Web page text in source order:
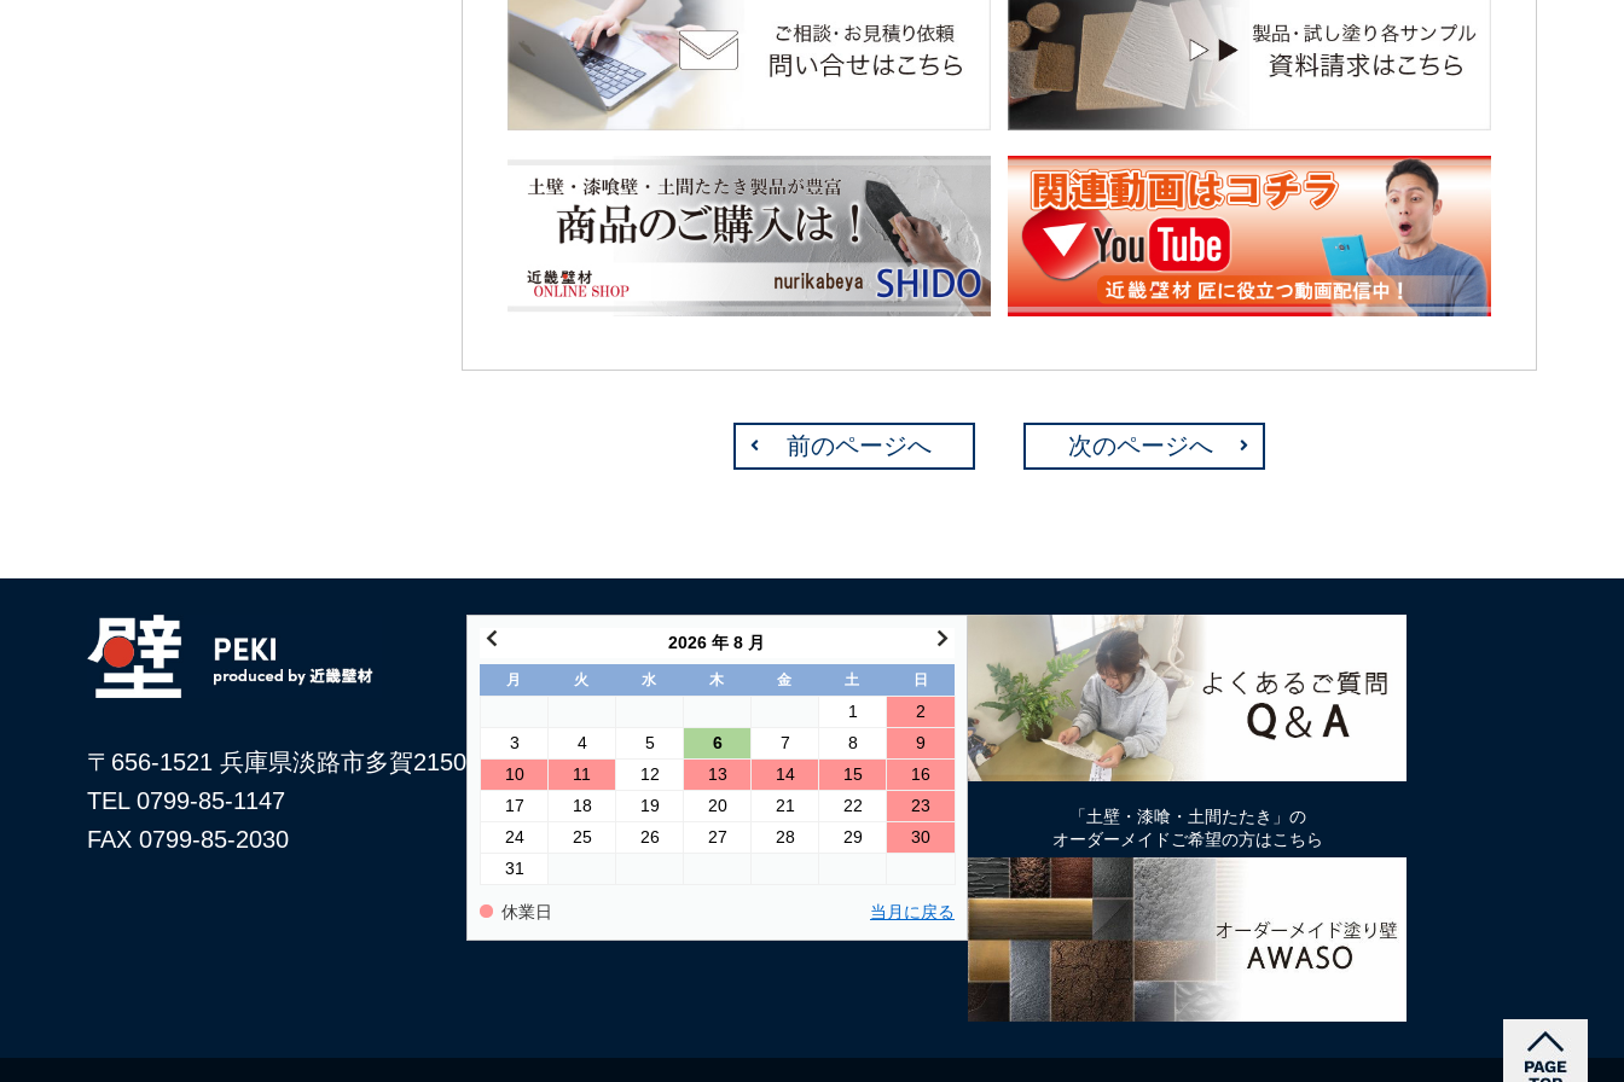
前のページへ 次のページへ
〒656-1521 兵庫県淡路市多賀2150
TEL 0799-85-1147
FAX 0799-85-2030
2026 年 8 月
月 火 水 木 金 土 日
1
2
3
4 5 6 7 8
9
10
11 12 13 14 15
16
17
18 19 20 21 22
23
24
25 26 27 28 29
30
31
休業日 当月に戻る
「土壁・漆喰・土間たたき」の
オーダーメイドご希望の方はこちら